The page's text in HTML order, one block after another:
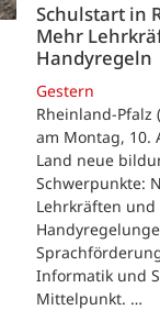
Schulstart in
Mehr
Handyregeln
Gestern
Rheinland-Pfalz
am Montag, 10.
Land neue
Schwerpunkte:
Lehrkräften und
Informatik und
Mittelpunkt. …